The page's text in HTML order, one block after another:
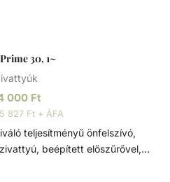
30, 1~
000 Ft
827 Ft + ÁFA
beépített előszűrővel,